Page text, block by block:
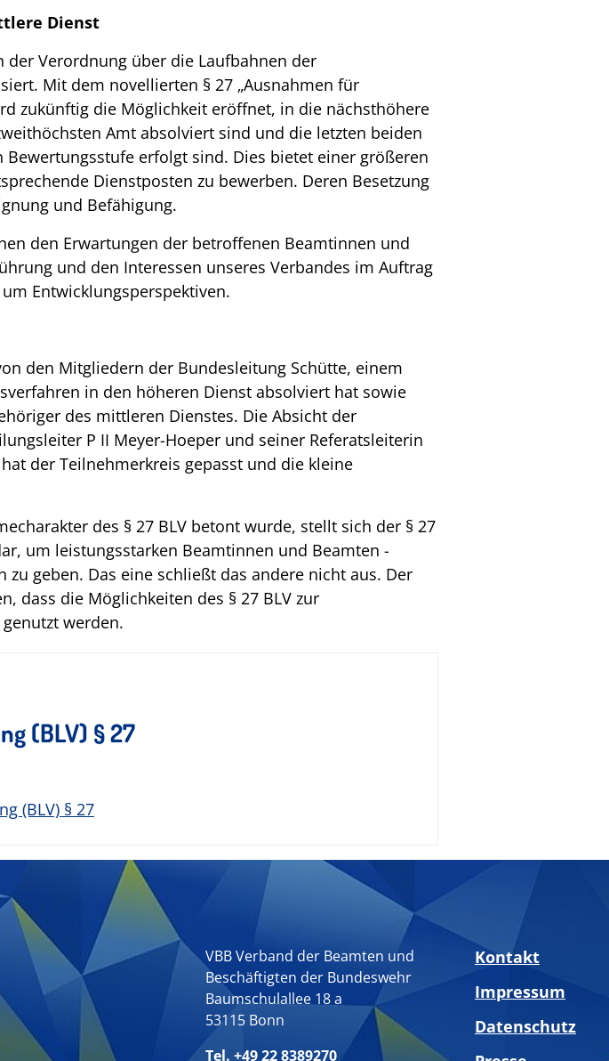
Dienst
der Verordnung über die Laufbahnen der
Mit dem novellierten § 27 „Ausnahmen für
zukünftig die Möglichkeit eröffnet, in die nächsthöhere
Amt absolviert sind und die letzten beiden
erfolgt sind. Dies bietet einer größeren
Dienstposten zu bewerben. Deren Besetzung
und Befähigung.
den Erwartungen der betroffenen Beamtinnen und
und den Interessen unseres Verbandes im Auftrag
Entwicklungsperspektiven.
den Mitgliedern der Bundesleitung Schütte, einem
in den höheren Dienst absolviert hat sowie
des mittleren Dienstes. Die Absicht der
P II Meyer-Hoeper und seiner Referatsleiterin
der Teilnehmerkreis gepasst und die kleine
des § 27 BLV betont wurde, stellt sich der § 27
um leistungsstarken Beamtinnen und Beamten -
geben. Das eine schließt das andere nicht aus. Der
dass die Möglichkeiten des § 27 BLV zur
werden.
(BLV) § 27
(BLV) § 27
VBB Verband der Beamten und
Beschäftigten der Bundeswehr
Baumschulallee 18 a
53115 Bonn
Tel. +49 22 8389270
Kontakt
Impressum
Datenschutz